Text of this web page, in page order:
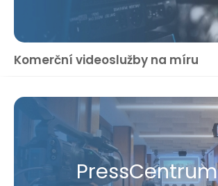
Komerční videoslužby na míru
Press​Centrum